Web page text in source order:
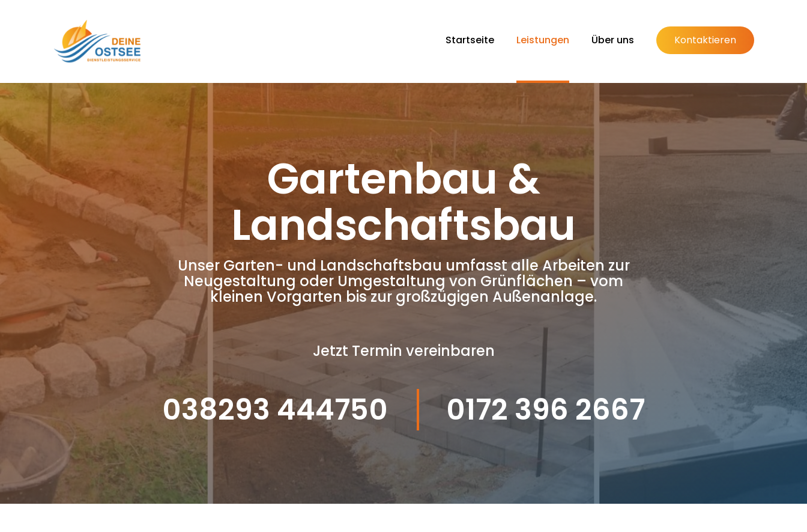
Startseite Leistungen Über uns Kontaktieren
Gartenbau &
Landschaftsbau
Unser Garten- und Landschaftsbau umfasst alle Arbeiten zur
Neugestaltung oder Umgestaltung von Grünflächen – vom
kleinen Vorgarten bis zur großzügigen Außenanlage.
Jetzt Termin vereinbaren
038293 444750 0172 396 2667